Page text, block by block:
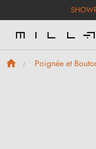
Poignée et